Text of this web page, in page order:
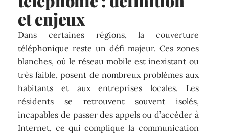
et enjeux
Dans certaines régions, la couverture
téléphonique reste un défi majeur. Ces zones
blanches, où le réseau mobile est inexistant ou
très faible, posent de nombreux problèmes aux
habitants et aux entreprises locales. Les
résidents se retrouvent souvent isolés,
incapables de passer des appels ou d’accéder à
Internet, ce qui complique la communication